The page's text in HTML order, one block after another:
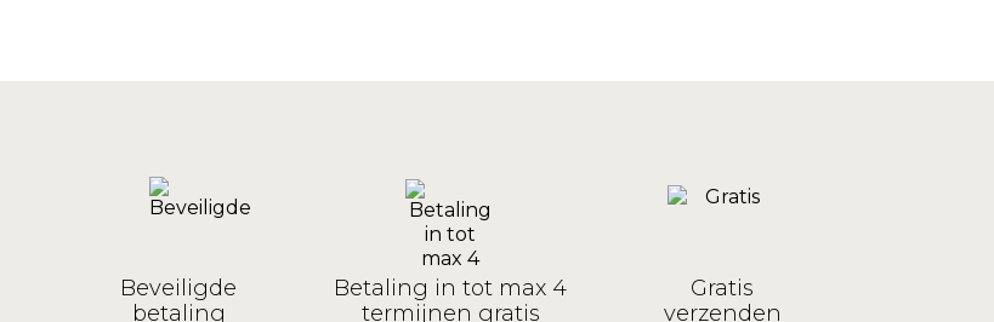
Beveiligde
betaling
Betaling in tot max 4
termijnen gratis
Gratis
verzenden